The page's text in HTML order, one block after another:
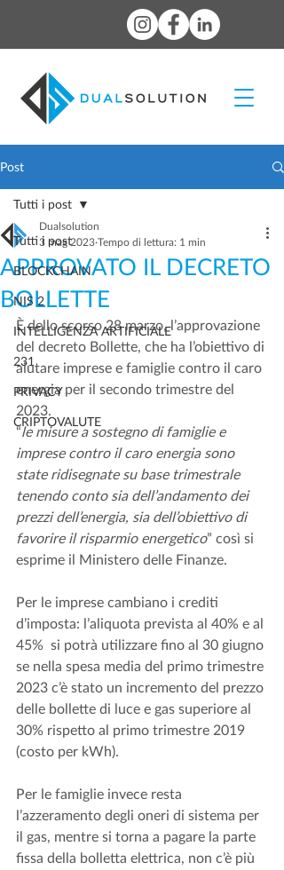
Post
Tutti i post
BLOCKCHAIN
NIS 2
INTELLIGENZA ARTIFICIALE
231
PRIVACY
CRIPTOVALUTE
Tutti i post
APPROVATO IL DECRETO
BOLLETTE
Dualsolution
3 mag 2023 Tempo di lettura: 1 min
È dello scorso 28 marzo, l’approvazione
del decreto Bollette, che ha l’obiettivo di
aiutare imprese e famiglie contro il caro
energia per il secondo trimestre del
2023.
“le misure a sostegno di famiglie e
imprese contro il caro energia sono
state ridisegnate su base trimestrale
tenendo conto sia dell’andamento dei
prezzi dell’energia, sia dell’obiettivo di
favorire il risparmio energetico” così si
esprime il Ministero delle Finanze.
Per le imprese cambiano i crediti
d’imposta: l’aliquota prevista al 40% e al
45%  si potrà utilizzare fino al 30 giugno
se nella spesa media del primo trimestre
2023 c’è stato un incremento del prezzo
delle bollette di luce e gas superiore al
30% rispetto al primo trimestre 2019
(costo per kWh).
Per le famiglie invece resta
l’azzeramento degli oneri di sistema per
il gas, mentre si torna a pagare la parte
fissa della bolletta elettrica, non c’è più